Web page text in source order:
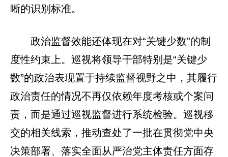
晰的识别标准。
政治监督效能还体现在对“关键少数”的制
度性约束上。巡视将领导干部特别是“关键少
数”的政治表现置于持续监督视野之中，其履行
政治责任的情况不再仅依赖年度考核或个案问
责，而是通过巡视监督进行系统检验。巡视移
交的相关线索，推动查处了一批在贯彻党中央
决策部署、落实全面从严治党主体责任方面存